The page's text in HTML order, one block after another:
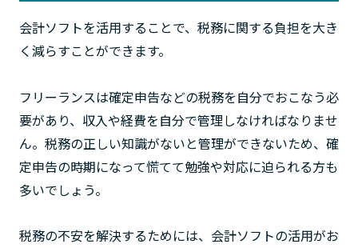
会計ソフトを活用することで、税務に関する負担を大き
く減らすことができます。
フリーランスは確定申告などの税務を自分でおこなう必
要があり、収入や経費を自分で管理しなければなりませ
ん。税務の正しい知識がないと管理ができないため、確
定申告の時期になって慌てて勉強や対応に迫られる方も
多いでしょう。
税務の不安を解決するためには、会計ソフトの活用がお